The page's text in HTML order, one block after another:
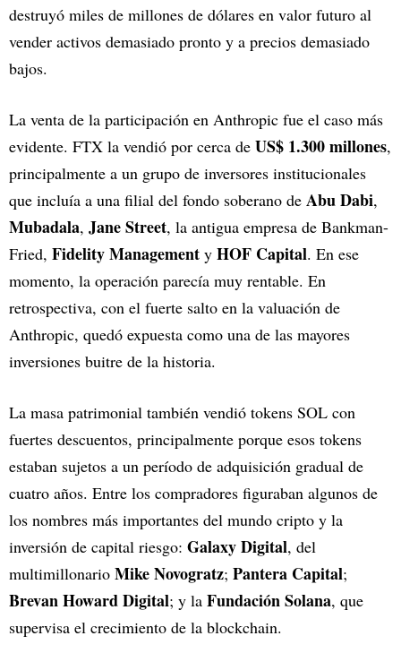
destruyó miles de millones de dólares en valor futuro al
vender activos demasiado pronto y a precios demasiado
bajos.
La venta de la participación en Anthropic fue el caso más
evidente. FTX la vendió por cerca de US$ 1.300 millones,
principalmente a un grupo de inversores institucionales
que incluía a una filial del fondo soberano de Abu Dabi,
Mubadala, Jane Street, la antigua empresa de Bankman-
Fried, Fidelity Management y HOF Capital. En ese
momento, la operación parecía muy rentable. En
retrospectiva, con el fuerte salto en la valuación de
Anthropic, quedó expuesta como una de las mayores
inversiones buitre de la historia.
La masa patrimonial también vendió tokens SOL con
fuertes descuentos, principalmente porque esos tokens
estaban sujetos a un período de adquisición gradual de
cuatro años. Entre los compradores figuraban algunos de
los nombres más importantes del mundo cripto y la
inversión de capital riesgo: Galaxy Digital, del
multimillonario Mike Novogratz; Pantera Capital;
Brevan Howard Digital; y la Fundación Solana, que
supervisa el crecimiento de la blockchain.